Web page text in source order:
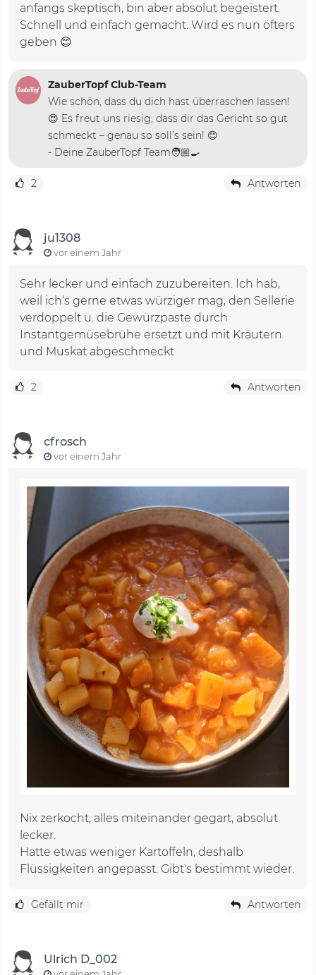
anfangs skeptisch, bin aber absolut begeistert.
Schnell und einfach gemacht. Wird es nun öfters
geben 😊
ZauberTopf Club-Team
Wie schön, dass du dich hast überraschen lassen!
😍 Es freut uns riesig, dass dir das Gericht so gut
schmeckt – genau so soll’s sein! 😊
- Deine ZauberTopf Team🧑🏼‍🍳
2 Antworten
ju1308
vor einem Jahr
Sehr lecker und einfach zuzubereiten. Ich hab,
weil ich‘s gerne etwas würziger mag, den Sellerie
verdoppelt u. die Gewürzpaste durch
Instantgemüsebrühe ersetzt und mit Kräutern
und Muskat abgeschmeckt
2 Antworten
cfrosch
vor einem Jahr
Nix zerkocht, alles miteinander gegart, absolut
lecker.
Hatte etwas weniger Kartoffeln, deshalb
Flüssigkeiten angepasst. Gibt's bestimmt wieder.
Gefällt mir Antworten
Ulrich D_002